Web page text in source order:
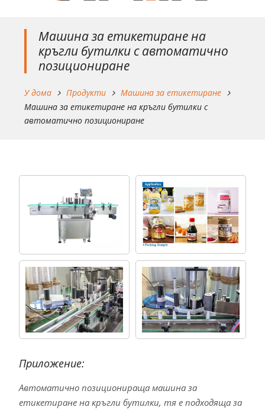
Машина за етикетиране на
кръгли бутилки с автоматично
позициониране
У дома Продукти
Машина за етикетиране
Машина за етикетиране на кръгли бутилки с
автоматично позициониране
Приложение:
Автоматично позиционираща машина за
етикетиране на кръгли бутилки, тя е подходяща за